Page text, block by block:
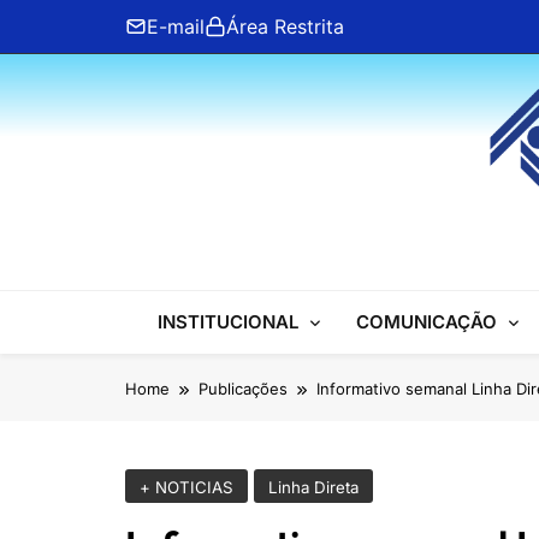
content
E-mail Área Restrita
ANFIP Nacional
INSTITUCIONAL COMUNICAÇÃO
Home Publicações Informativo semanal Linha
+ NOTICIAS Linha Direta